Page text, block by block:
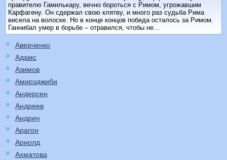
правителю Гамилькару, вечно бороться с Римом, угрожавшим
Карфагену. Он сдержал свою клятву, и много раз судьба Рима
висела на волоске. Но в конце концов победа осталось за Римом.
Ганнибал умер в борьбе – отравился, чтобы не...
Аверченко
Адамс
Азимов
Амирэджиби
Андерсен
Андреев
Андрич
Арагон
Арнолд
Ахматова